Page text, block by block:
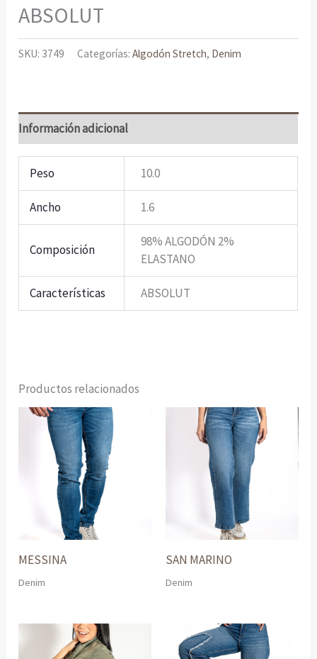
ABSOLUT
SKU: 3749 Categorías:Algodón Stretch, Denim
Información adicional
Peso 10.0
Ancho 1.6
Composición
98% ALGODÓN 2%
ELASTANO
Características ABSOLUT
Productos relacionados
MESSINA
Denim
SAN MARINO
Denim